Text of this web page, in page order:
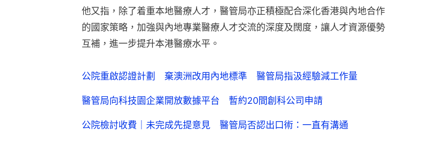
他又指，除了着重本地醫療人才，醫管局亦正積極配合深化香港與內地合作
的國家策略，加強與內地專業醫療人才交流的深度及闊度，讓人才資源優勢
互補，進一步提升本港醫療水平。
公院重啟認證計劃 棄澳洲改用內地標準 醫管局指汲經驗減工作量
醫管局向科技園企業開放數據平台 暫約20間創科公司申請
公院檢討收費｜未完成先提意見 醫管局否認出口術：一直有溝通